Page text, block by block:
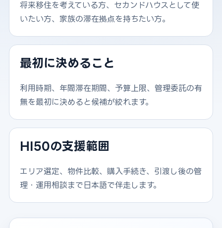
将来移住を考えている方、セカンドハウスとして使
いたい方、家族の滞在拠点を持ちたい方。
最初に決めること
利用時期、年間滞在期間、予算上限、管理委託の有
無を最初に決めると候補が絞れます。
HI50の支援範囲
エリア選定、物件比較、購入手続き、引渡し後の管
理・運用相談まで日本語で伴走します。